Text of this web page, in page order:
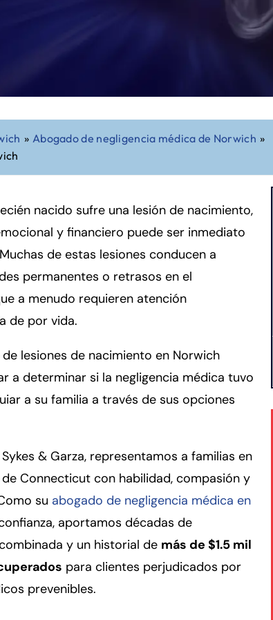
» Abogado de negligencia médica de Norwich »
nacido sufre una lesión de nacimiento,
y financiero puede ser inmediato
de estas lesiones conducen a
permanentes o retrasos en el
a menudo requieren atención
de por vida.
lesiones de nacimiento en Norwich
a determinar si la negligencia médica tuvo
a su familia a través de sus opciones
& Garza, representamos a familias en
Connecticut con habilidad, compasión y
su abogado de negligencia médica en
aportamos décadas de
y un historial de más de $1.5 mil
para clientes perjudicados por
prevenibles.